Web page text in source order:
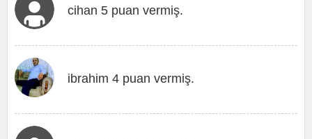
cihan 5 puan vermiş.
ibrahim 4 puan vermiş.